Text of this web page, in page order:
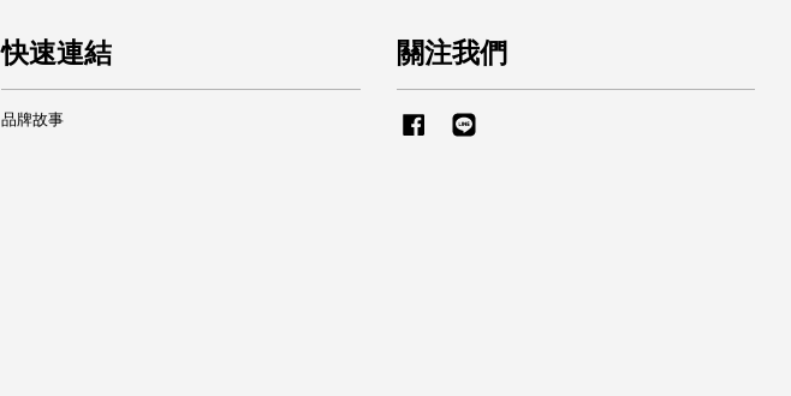
快速連結
品牌故事
關注我們
Facebook